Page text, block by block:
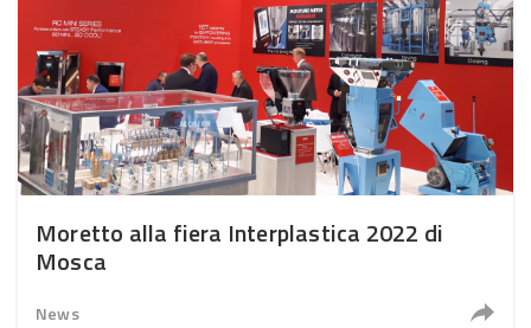
Moretto alla fiera Interplastica 2022 di
Mosca
News